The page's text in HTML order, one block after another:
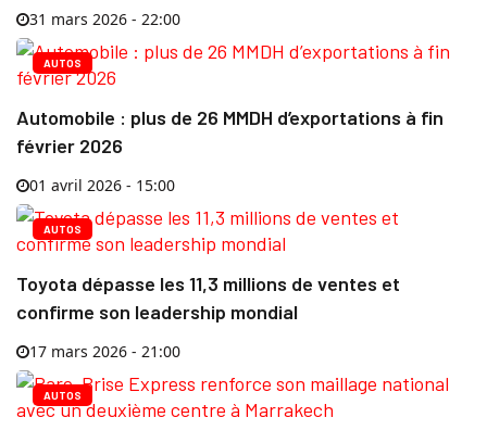
31 mars 2026 - 22:00
AUTOS
Automobile : plus de 26 MMDH d’exportations à fin
février 2026
01 avril 2026 - 15:00
AUTOS
Toyota dépasse les 11,3 millions de ventes et
confirme son leadership mondial
17 mars 2026 - 21:00
AUTOS